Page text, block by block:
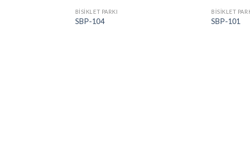
BİSİKLET PARKI
SBP-104
BİSİKLET
SBP-101